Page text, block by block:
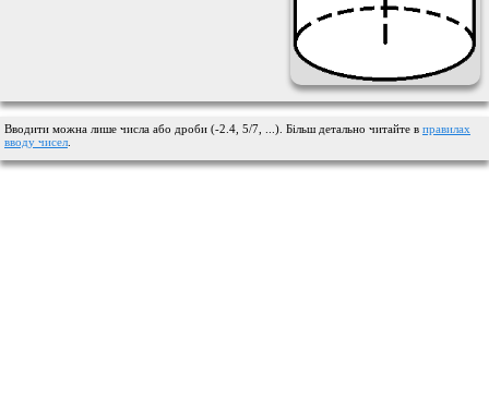
Вводити можна лише числа або дроби (-2.4, 5/7, ...). Більш детально читайте в правилах
вводу чисел